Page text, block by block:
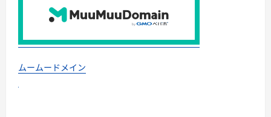
ムームードメイン